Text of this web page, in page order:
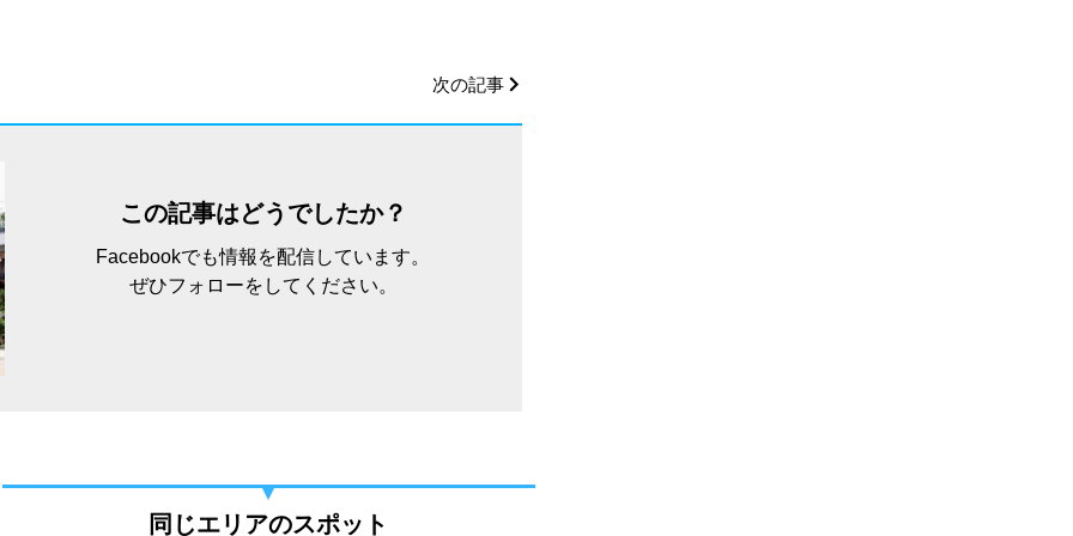
次の記事
この記事はどうでしたか？
Facebookでも情報を配信しています。
ぜひフォローをしてください。
同じエリアのスポット